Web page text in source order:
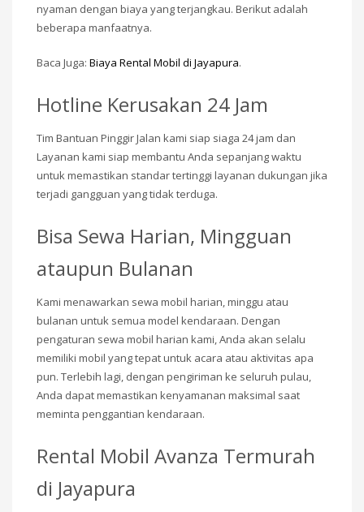
nyaman dengan biaya yang terjangkau. Berikut adalah
beberapa manfaatnya.
Baca Juga: Biaya Rental Mobil di Jayapura.
Hotline Kerusakan 24 Jam
Tim Bantuan Pinggir Jalan kami siap siaga 24 jam dan
Layanan kami siap membantu Anda sepanjang waktu
untuk memastikan standar tertinggi layanan dukungan jika
terjadi gangguan yang tidak terduga.
Bisa Sewa Harian, Mingguan
ataupun Bulanan
Kami menawarkan sewa mobil harian, minggu atau
bulanan untuk semua model kendaraan. Dengan
pengaturan sewa mobil harian kami, Anda akan selalu
memiliki mobil yang tepat untuk acara atau aktivitas apa
pun. Terlebih lagi, dengan pengiriman ke seluruh pulau,
Anda dapat memastikan kenyamanan maksimal saat
meminta penggantian kendaraan.
Rental Mobil Avanza Termurah
di Jayapura